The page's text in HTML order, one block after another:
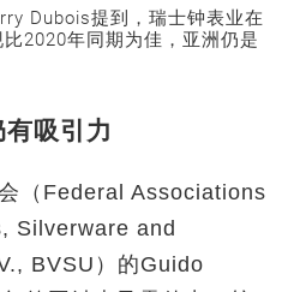
Dubois提到，瑞士钟表业在
2020年同期为佳，亚洲仍是
吸引力
（Federal Associations
Silverware and
BVSU）的Guido